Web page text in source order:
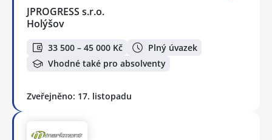
JPROGRESS s.r.o.
Holýšov
33 500 – 45 000 Kč
Plný úvazek
Vhodné také pro absolventy
Zveřejněno: 17. listopadu